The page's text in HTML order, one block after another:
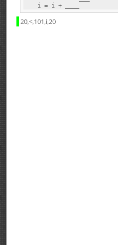
    i
= i + ____
20,<,101,i,20